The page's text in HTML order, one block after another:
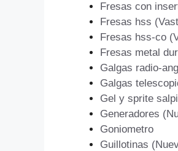
Fresas con
Fresas hss
Fresas hss-co
Fresas metal
Galgas radio-
Galgas
Gel y sprite
Generadores
Goniometro
Guillotinas